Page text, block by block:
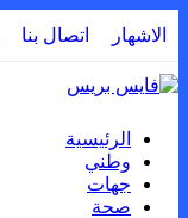
الاشهار اتصال بنا
الرئيسية
وطني
جهات
صحة